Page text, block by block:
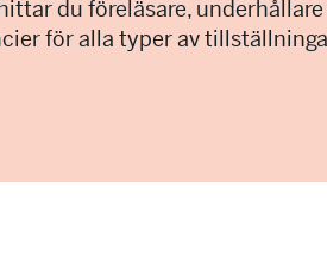
du föreläsare,
för alla typer av